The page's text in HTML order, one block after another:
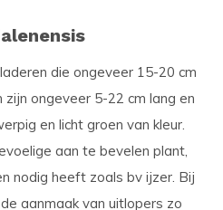
die ongeveer 15-20 cm
ongeveer 5-22 cm lang en
en licht groen van kleur.
aan te bevelen plant,
nodig heeft zoals bv ijzer. Bij
aanmaak van uitlopers zo